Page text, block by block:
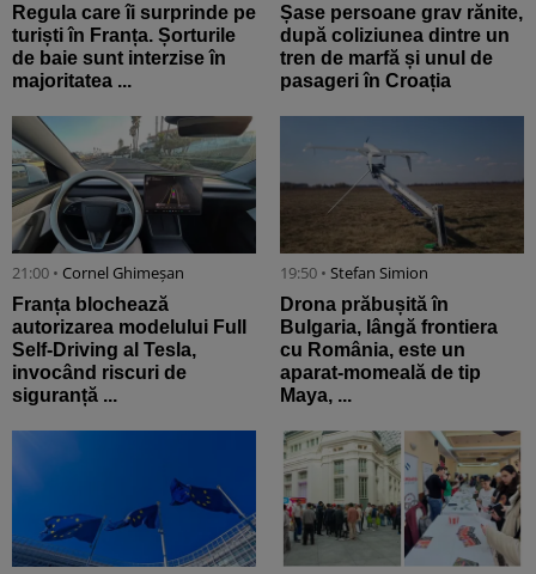
Regula care îi surprinde pe
turiști în Franța. Șorturile
de baie sunt interzise în
majoritatea ...
Șase persoane grav rănite,
după coliziunea dintre un
tren de marfă și unul de
pasageri în Croația
21:00 • Cornel Ghimeșan
Franța blochează
autorizarea modelului Full
Self-Driving al Tesla,
invocând riscuri de
siguranță ...
19:50 • Stefan Simion
Drona prăbușită în
Bulgaria, lângă frontiera
cu România, este un
aparat-momeală de tip
Maya, ...